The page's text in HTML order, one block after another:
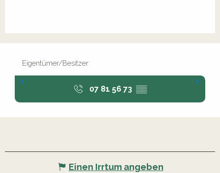
Eigentümer/Besitzer
07 81 56 73 ▒▒
Einen Irrtum angeben